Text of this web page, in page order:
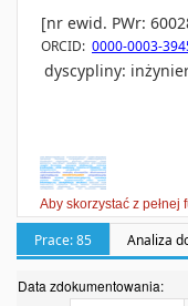
[nr ewid. PWr:
ORCID: 0000-0003-
dyscypliny:
Aby skorzystać z
Prace: 85 Analiza
Data zdokumentowania: